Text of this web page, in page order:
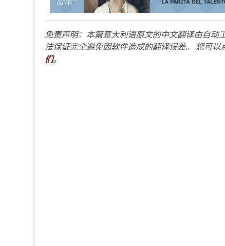
免责声明：本篇意大利语原文的中文翻译由自
法保证完全避免因软件造成的翻译误差。 您可以
们。